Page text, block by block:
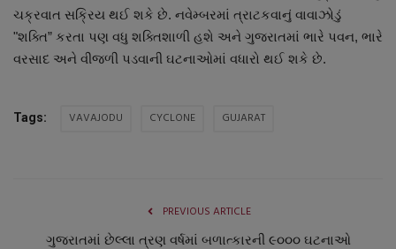
ગુનાખોરી
બોલિવૂડ
સ્વાસ્થ્ય
ચક્રવાત સક્રિય થઈ શકે છે. નવેમ્બરમાં ત્રાટકવાનું વાવાઝોડું
"શક્તિ” કરતા પણ વધુ શક્તિશાળી હશે અને ગુજરાતમાં ભારે પવન, ભારે
વરસાદ અને વીજળી પડવાની ઘટનાઓમાં વધારો થઈ શકે છે.
Tags: VAVAJODU CYCLONE GUJARAT
PREVIOUS ARTICLE
ગુજરાતમાં છેલ્લા ત્રણ વર્ષમાં બળાત્કારની ૯૦૦૦ ઘટનાઓ